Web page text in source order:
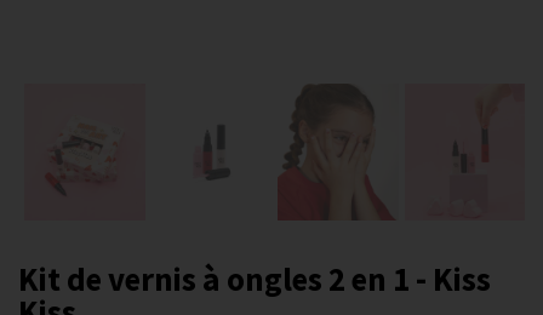
Kit de vernis à ongles 2 en 1 - Kiss